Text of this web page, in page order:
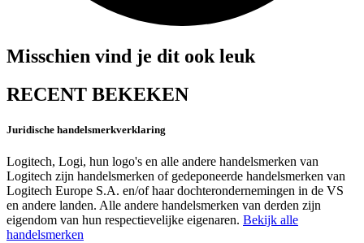
Misschien vind je dit ook leuk
RECENT BEKEKEN
Juridische handelsmerkverklaring
Logitech, Logi, hun logo's en alle andere handelsmerken van
Logitech zijn handelsmerken of gedeponeerde handelsmerken van
Logitech Europe S.A. en/of haar dochterondernemingen in de VS
en andere landen. Alle andere handelsmerken van derden zijn
eigendom van hun respectievelijke eigenaren. Bekijk alle
handelsmerken